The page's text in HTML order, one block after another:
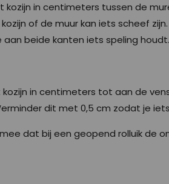
in centimeters tussen de
of de muur kan iets scheef
beide kanten iets speling
in centimeters tot aan de
dit met 0,5 cm zodat je
dat bij een geopend rolluik de